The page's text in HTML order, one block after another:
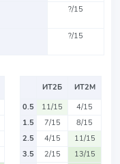
?/15
?/15
ИТ2Б
ИТ2М
0.5
11/15
4/15
1.5
7/15
8/15
2.5
4/15
11/15
3.5
2/15
13/15